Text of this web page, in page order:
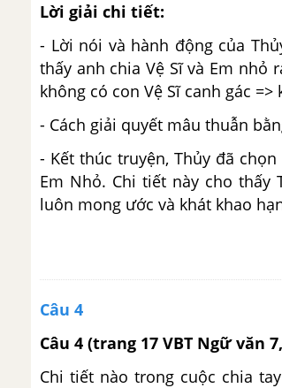
Lời giải chi tiết:
- Lời nói và hành động của
thấy anh chia Vệ Sĩ và Em nhỏ
không có con Vệ Sĩ canh gác
- Cách giải quyết mâu thuẫn
- Kết thúc truyện, Thủy đã
Em Nhỏ. Chi tiết này cho thấy
luôn mong ước và khát khao
Câu 4
Câu 4 (trang 17 VBT Ngữ văn
Chi tiết nào trong cuộc chia